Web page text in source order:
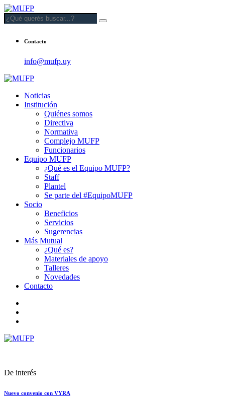
Contacto
info@mufp.uy
Noticias
Institución
Quiénes somos
Directiva
Normativa
Complejo MUFP
Funcionarios
Equipo MUFP
¿Qué es el Equipo MUFP?
Staff
Plantel
Se parte del #EquipoMUFP
Socio
Beneficios
Servicios
Sugerencias
Más Mutual
¿Qué es?
Materiales de apoyo
Talleres
Novedades
Contacto
De interés
Nuevo convenio con VYRA